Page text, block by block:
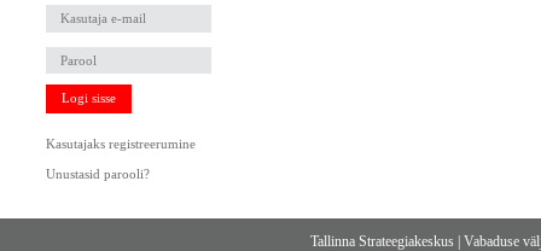
Logi sisse
Kasutajaks registreerumine
Unustasid parooli?
Tallinna Strateegiakeskus |Vabaduse